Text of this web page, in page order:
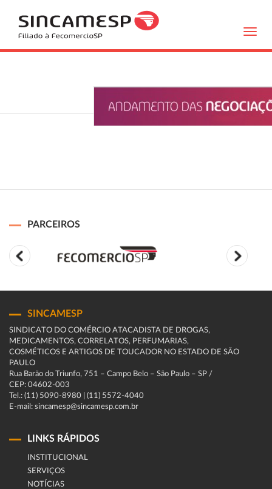
PARCEIROS
SINCAMESP
SINDICATO DO COMÉRCIO ATACADISTA DE DROGAS,
MEDICAMENTOS, CORRELATOS, PERFUMARIAS,
COSMÉTICOS E ARTIGOS DE TOUCADOR NO ESTADO DE SÃO
PAULO
Rua Barão do Triunfo, 751 – Campo Belo – São Paulo – SP /
CEP: 04602-003
Tel.: (11) 5090-8980 | (11) 5572-4040
E-mail: sincamesp@sincamesp.com.br
LINKS RÁPIDOS
INSTITUCIONAL
SERVIÇOS
NOTÍCIAS